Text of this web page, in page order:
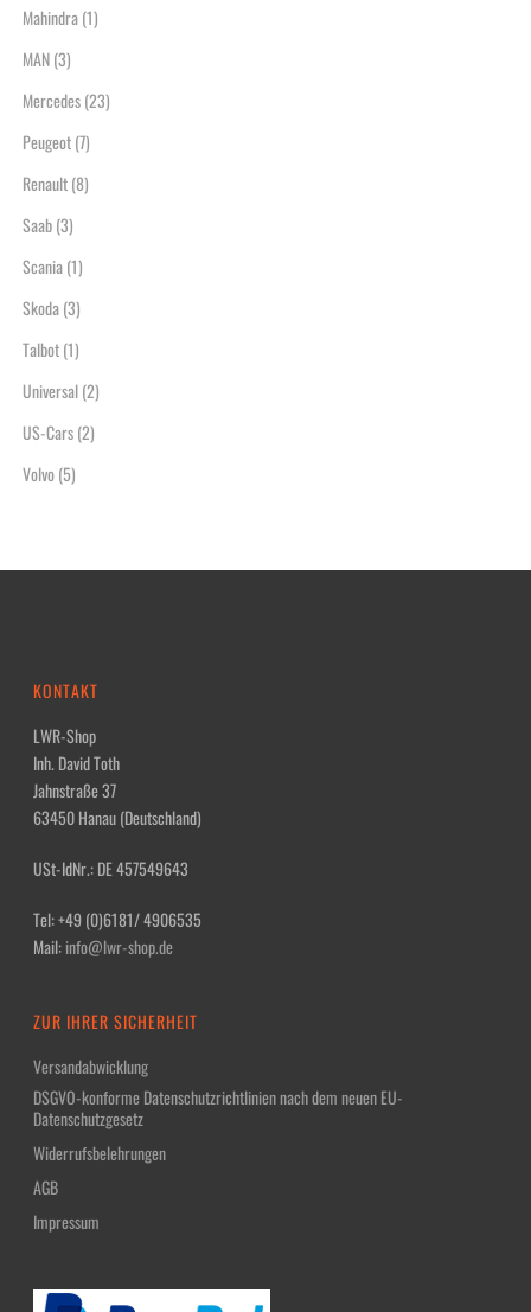
Mahindra(1)
MAN(3)
Mercedes(23)
Peugeot(7)
Renault(8)
Saab(3)
Scania(1)
Skoda(3)
Talbot(1)
Universal(2)
US-Cars(2)
Volvo(5)
KONTAKT
LWR-Shop
Inh. David Toth
Jahnstraße 37
63450 Hanau (Deutschland)
USt-IdNr.: DE 457549643
Tel: +49 (0)6181/ 4906535
Mail:info@lwr-shop.de
ZUR IHRER SICHERHEIT
Versandabwicklung
DSGVO-konforme Datenschutzrichtlinien nach dem neuen EU-
Datenschutzgesetz
Widerrufsbelehrungen
AGB
Impressum